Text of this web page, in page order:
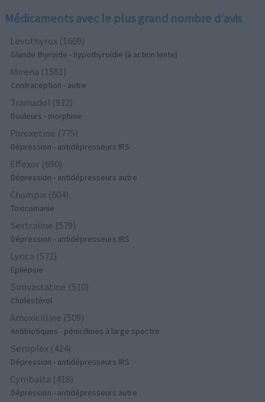
Médicaments avec le plus grand nombre d'avis
Levothyrox (1669)
Glande thyroïde - hypothyroïdie (à action lente)
Mirena (1581)
Contraception - autre
Tramadol (932)
Douleurs - morphine
Paroxetine (775)
Dépression - antidépresseurs IRS
Effexor (690)
Dépression - antidépresseurs autre
Champix (604)
Toxicomanie
Sertraline (579)
Dépression - antidépresseurs IRS
Lyrica (572)
Epilepsie
Simvastatine (510)
Cholestérol
Amoxicilline (509)
Antibiotiques - pénicillines à large spectre
Seroplex (424)
Dépression - antidépresseurs IRS
Cymbalta (418)
Dépression - antidépresseurs autre